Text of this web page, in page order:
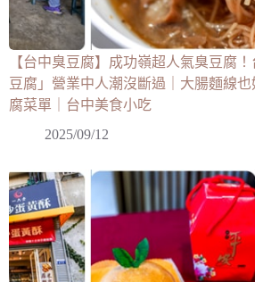
【台中臭豆腐】成功嶺超人氣臭豆腐
豆腐」營業中人潮沒斷過｜大腸麵線
腐菜單｜台中美食小吃
2025/09/12